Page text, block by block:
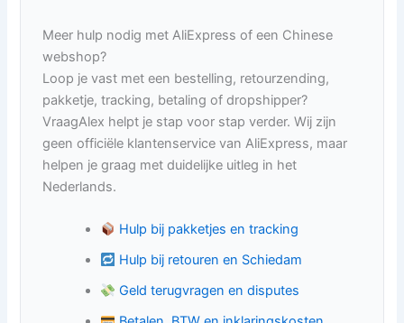
Meer hulp nodig met AliExpress of een Chinese
webshop?
Loop je vast met een bestelling, retourzending,
pakketje, tracking, betaling of dropshipper?
VraagAlex helpt je stap voor stap verder. Wij zijn
geen officiële klantenservice van AliExpress, maar
helpen je graag met duidelijke uitleg in het
Nederlands.
Hulp bij pakketjes en tracking
Hulp bij retouren en Schiedam
Geld terugvragen en disputes